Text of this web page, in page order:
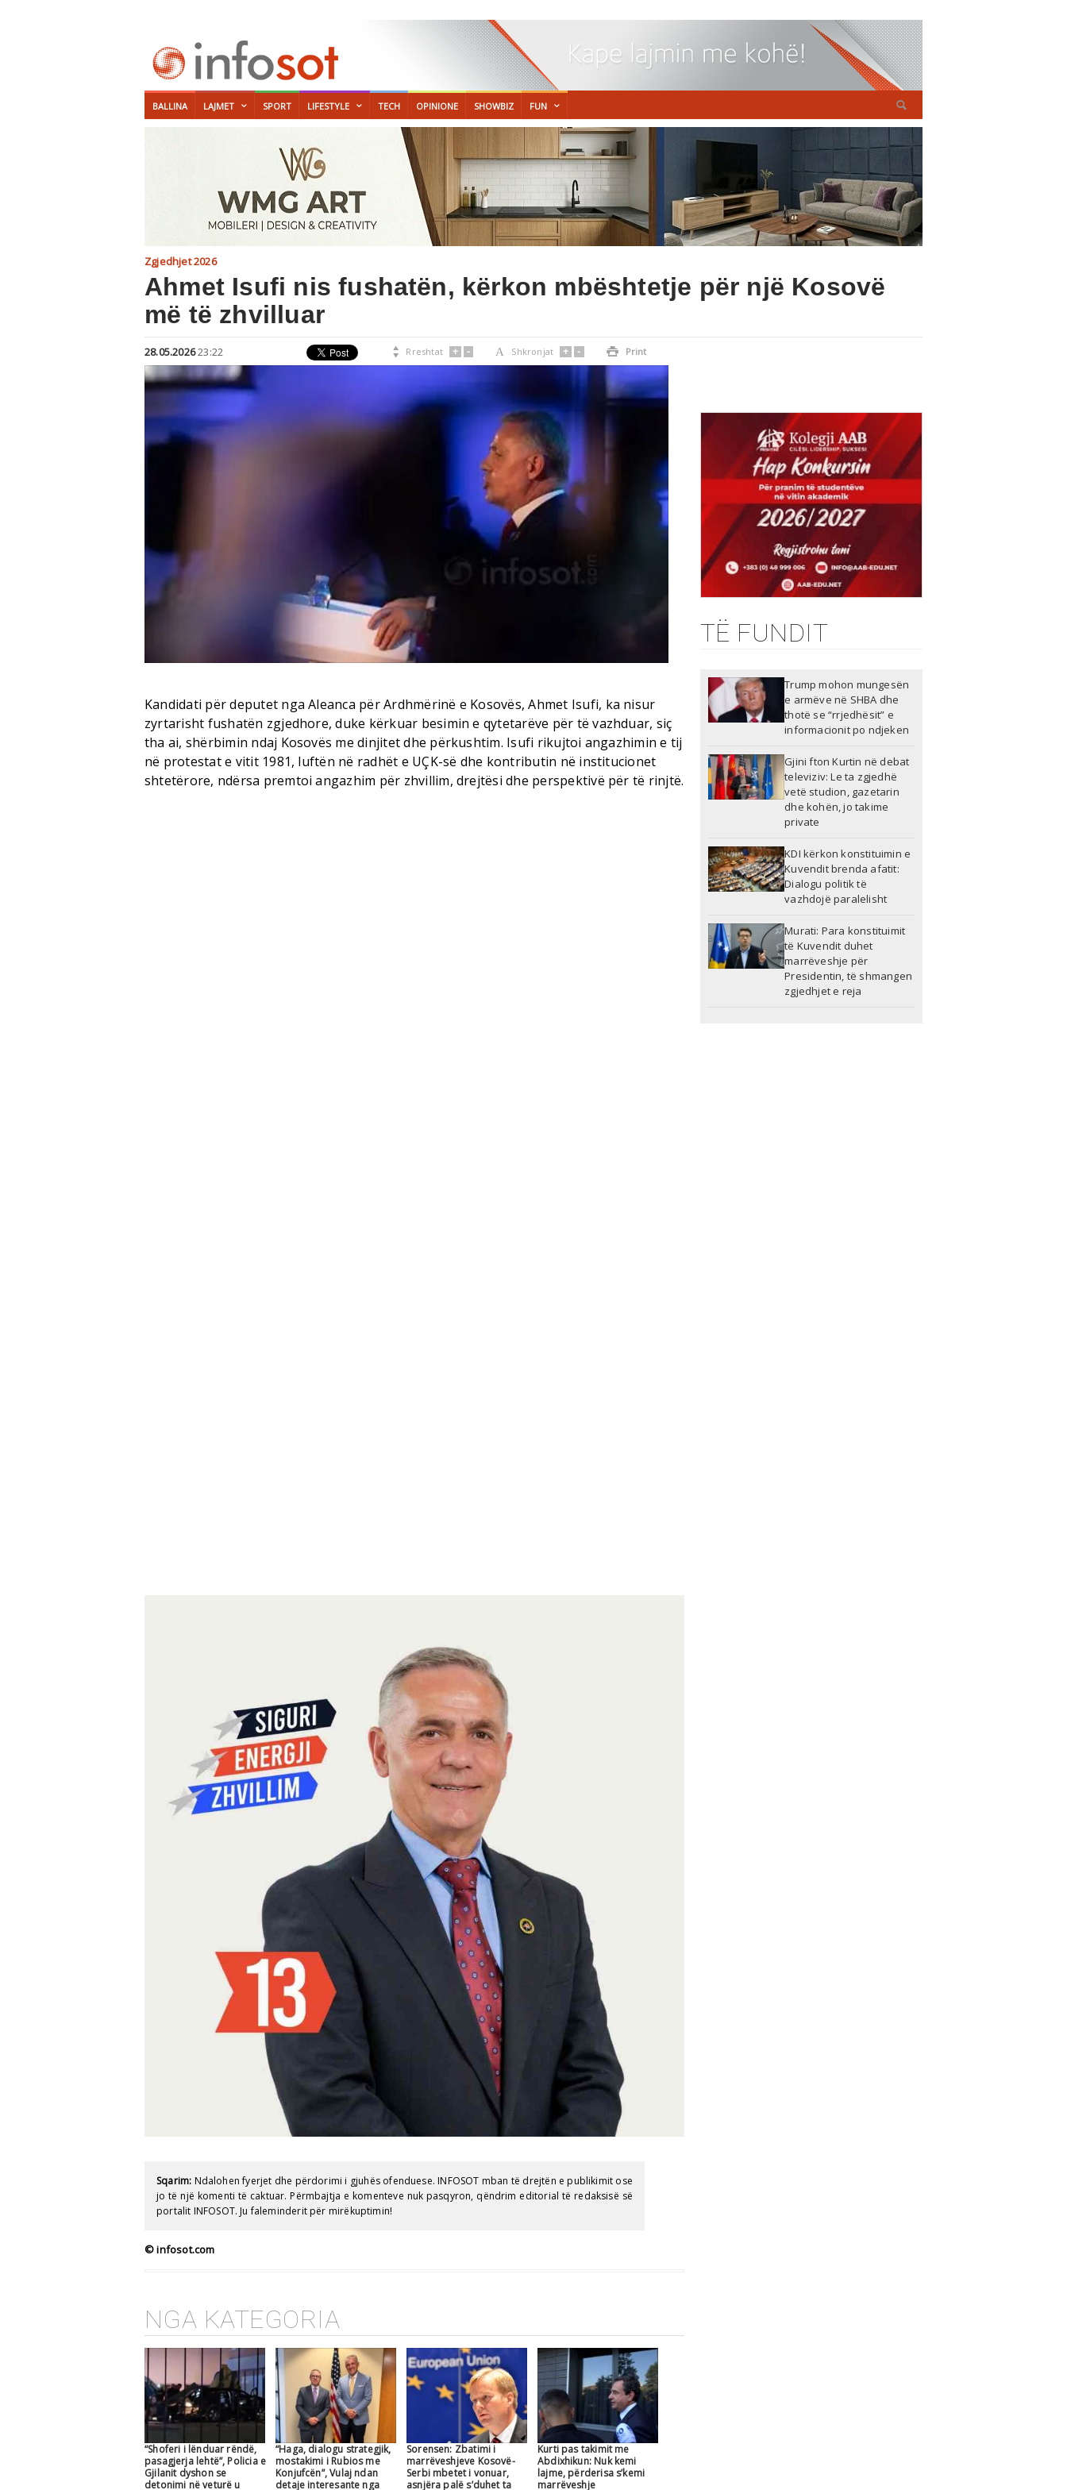
BALLINA LAJMET SPORT LIFESTYLE TECH OPINIONE SHOWBIZ FUN
Zgjedhjet 2026
Ahmet Isufi nis fushatën, kërkon mbështetje për një Kosovë
më të zhvilluar
28.05.202623:22  Rreshtat + - A Shkronjat + -  Print
Kandidati për deputet nga Aleanca për Ardhmërinë e Kosovës, Ahmet Isufi, ka nisur
zyrtarisht fushatën zgjedhore, duke kërkuar besimin e qytetarëve për të vazhduar, siç
tha ai, shërbimin ndaj Kosovës me dinjitet dhe përkushtim. Isufi rikujtoi angazhimin e tij
në protestat e vitit 1981, luftën në radhët e UÇK-së dhe kontributin në institucionet
shtetërore, ndërsa premtoi angazhim për zhvillim, drejtësi dhe perspektivë për të rinjtë.
Sqarim: Ndalohen fyerjet dhe përdorimi i gjuhës ofenduese. INFOSOT mban të drejtën e publikimit ose
jo të një komenti të caktuar. Përmbajtja e komenteve nuk pasqyron, qëndrim editorial të redaksisë së
portalit INFOSOT. Ju faleminderit për mirëkuptimin!
© infosot.com
NGA KATEGORIA
“Shoferi i lënduar rëndë,
pasagjerja lehtë”, Policia e
Gjilanit dyshon se
detonimi në veturë u
“Haga, dialogu strategjik,
mostakimi i Rubios me
Konjufcën”, Vulaj ndan
detaje interesante nga
Sorensen: Zbatimi i
marrëveshjeve Kosovë-
Serbi mbetet i vonuar,
asnjëra palë s’duhet ta
Kurti pas takimit me
Abdixhikun: Nuk kemi
lajme, përderisa s’kemi
marrëveshje
TË FUNDIT
Trump mohon mungesën
e armëve në SHBA dhe
thotë se “rrjedhësit” e
informacionit po ndjeken
Gjini fton Kurtin në debat
televiziv: Le ta zgjedhë
vetë studion, gazetarin
dhe kohën, jo takime
private
KDI kërkon konstituimin e
Kuvendit brenda afatit:
Dialogu politik të
vazhdojë paralelisht
Murati: Para konstituimit
të Kuvendit duhet
marrëveshje për
Presidentin, të shmangen
zgjedhjet e reja